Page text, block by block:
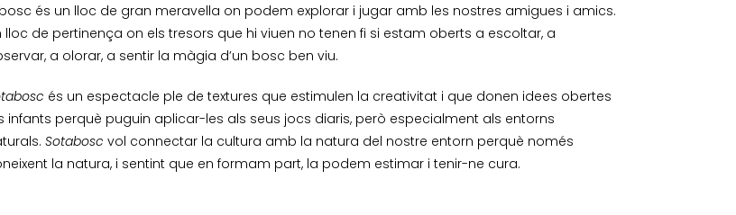
bosc és un lloc de gran meravella on podem explorar i jugar amb les nostres amigues i amics.
lloc de pertinença on els tresors que hi viuen no tenen fi si estam oberts a escoltar, a
a olorar, a sentir la màgia d’un bosc ben viu.
és un espectacle ple de textures que estimulen la creativitat i que donen idees obertes
infants perquè puguin aplicar-les als seus jocs diaris, però especialment als entorns
Sotabosc vol connectar la cultura amb la natura del nostre entorn perquè només
la natura, i sentint que en formam part, la podem estimar i tenir-ne cura.